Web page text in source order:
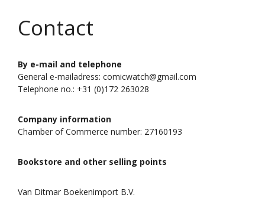
Contact
By e-mail and telephone
General e-mailadress: comicwatch@gmail.com
Telephone no.: +31 (0)172 263028
Company information
Chamber of Commerce number: 27160193
Bookstore and other selling points
Van Ditmar Boekenimport B.V.